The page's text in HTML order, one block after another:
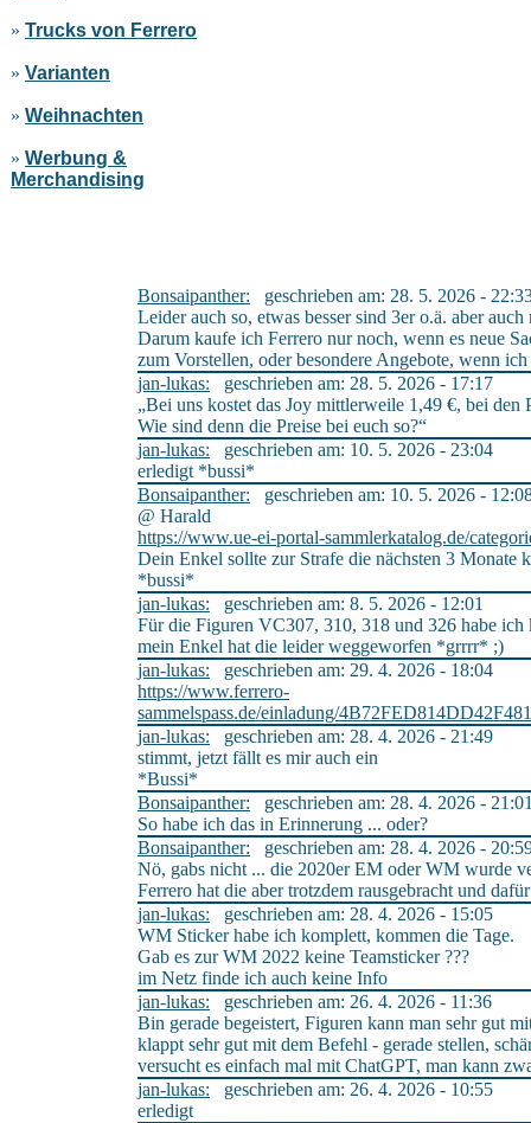
» Trucks von Ferrero
» Varianten
» Weihnachten
» Werbung &
Merchandising
Bonsaipanther: geschrieben am: 28. 5. 2026 -
Leider auch so, etwas besser sind 3er o.ä. aber auch
Darum kaufe ich Ferrero nur noch, wenn es neue
zum Vorstellen, oder besondere Angebote, wenn
jan-lukas: geschrieben am: 28. 5. 2026 - 17:17
„Bei uns kostet das Joy mittlerweile 1,49 €, bei den
Wie sind denn die Preise bei euch so?“
jan-lukas: geschrieben am: 10. 5. 2026 - 23:04
erledigt *bussi*
Bonsaipanther: geschrieben am: 10. 5. 2026 -
@ Harald
https://www.ue-ei-portal-sammlerkatalog.de/
Dein Enkel sollte zur Strafe die nächsten 3 Monate
*bussi*
jan-lukas: geschrieben am: 8. 5. 2026 - 12:01
Für die Figuren VC307, 310, 318 und 326 habe ich
mein Enkel hat die leider weggeworfen *grrrr* ;)
jan-lukas: geschrieben am: 29. 4. 2026 - 18:04
https://www.ferrero-
sammelspass.de/einladung/
jan-lukas: geschrieben am: 28. 4. 2026 - 21:49
stimmt, jetzt fällt es mir auch ein
*Bussi*
Bonsaipanther: geschrieben am: 28. 4. 2026 -
So habe ich das in Erinnerung ... oder?
Bonsaipanther: geschrieben am: 28. 4. 2026 -
Nö, gabs nicht ... die 2020er EM oder WM wurde
Ferrero hat die aber trotzdem rausgebracht und
jan-lukas: geschrieben am: 28. 4. 2026 - 15:05
WM Sticker habe ich komplett, kommen die Tage.
Gab es zur WM 2022 keine Teamsticker ???
im Netz finde ich auch keine Info
jan-lukas: geschrieben am: 26. 4. 2026 - 11:36
Bin gerade begeistert, Figuren kann man sehr gut
klappt sehr gut mit dem Befehl - gerade stellen,
versucht es einfach mal mit ChatGPT, man kann
jan-lukas: geschrieben am: 26. 4. 2026 - 10:55
erledigt